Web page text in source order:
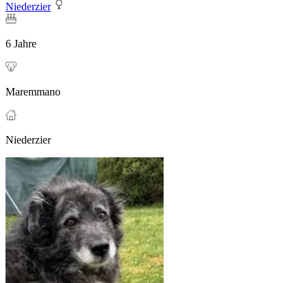
Niederzier
6 Jahre
Maremmano
Niederzier